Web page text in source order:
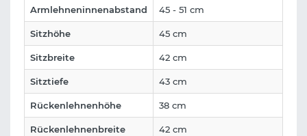
Armlehneninnenabstand 45 - 51 cm
Sitzhöhe 45 cm
Sitzbreite 42 cm
Sitztiefe 43 cm
Rückenlehnenhöhe 38 cm
Rückenlehnenbreite 42 cm